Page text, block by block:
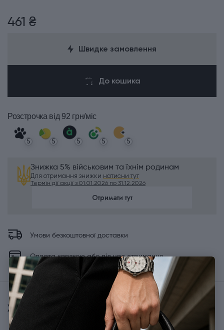
461 ₴
Швидке замовлення
До кошика
Розстрочка від 92 грн/міс
5 5 5 5 5
Знижка 5% військовим та їхнім родинам
Для отримання знижки натисни тут
Термін дії акції з 01.01.2026 по 31.12.2026
Отримати тут
Умови безкоштовної доставки
Оплата карткою або під час отримання
Характеристики